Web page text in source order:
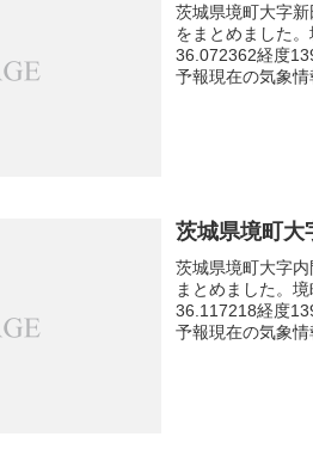
茨城県境町大字
をまとめました
36.072362経度
予報現在の気象情
茨城県境町大
茨城県境町大字
まとめました。
36.117218経度
予報現在の気象情